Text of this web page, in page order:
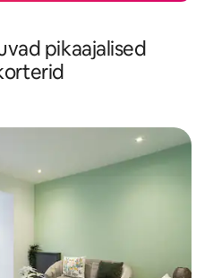
pikaajalised